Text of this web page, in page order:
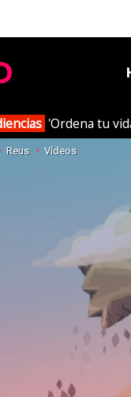
'Ordena tu
Reus Vídeos